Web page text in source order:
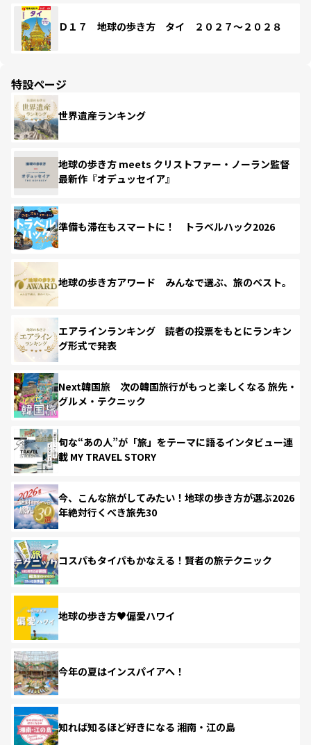
Ｄ１７ 地球の歩き方 タイ ２０２７～２０２８
特設ページ
世界遺産ランキング
地球の歩き方 meets クリストファー・ノーラン監督
最新作『オデュッセイア』
準備も滞在もスマートに！ トラベルハック2026
地球の歩き方アワード みんなで選ぶ、旅のベスト。
エアラインランキング 読者の投票をもとにランキン
グ形式で発表
Next韓国旅 次の韓国旅行がもっと楽しくなる 旅先・
グルメ・テクニック
旬な“あの人”が「旅」をテーマに語るインタビュー連
載 MY TRAVEL STORY
今、こんな旅がしてみたい！地球の歩き方が選ぶ2026
年絶対行くべき旅先30
コスパもタイパもかなえる！賢者の旅テクニック
地球の歩き方♥偏愛ハワイ
今年の夏はインスパイアへ！
知れば知るほど好きになる 湘南・江の島